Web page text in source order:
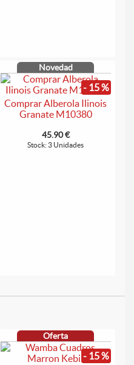
Novedad
- 15 %
Comprar Alberola Ilinois
Granate M10380
45.90 €
Stock: 3 Unidades
Oferta
- 15 %